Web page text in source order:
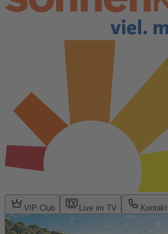
VIP Club Live im TV Kontakt